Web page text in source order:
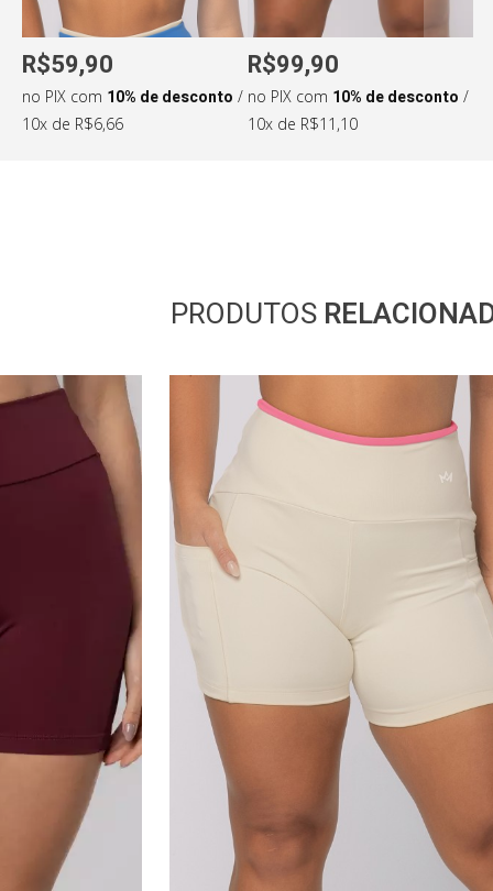
•Busto: 87cm • Quadril: 102cm
R$59,90
no PIX com 10% de desconto /
10x de R$6,66
R$99,90
no PIX com 10% de desconto /
10x de R$11,10
PRODUTOS